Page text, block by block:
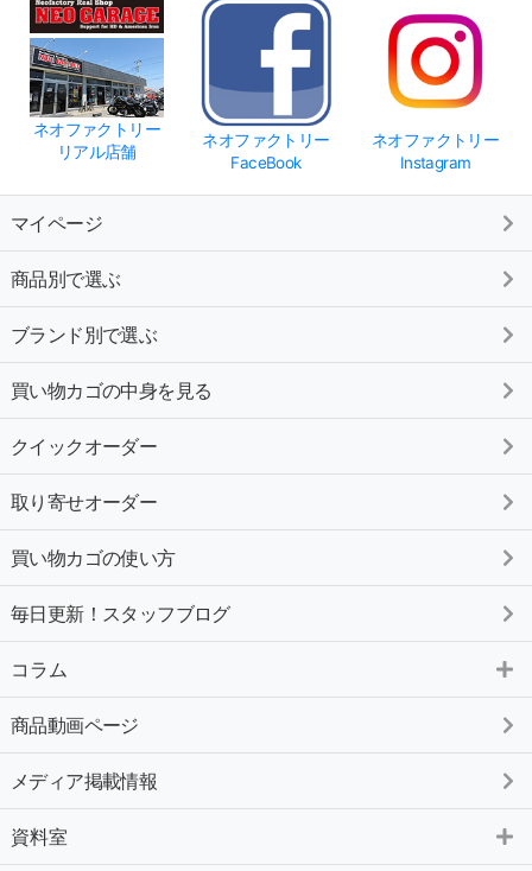
ネオファクトリー
リアル店舗
ネオファクトリー
FaceBook
ネオファクトリー
Instagram
マイページ
商品別で選ぶ
ブランド別で選ぶ
買い物カゴの中身を見る
クイックオーダー
取り寄せオーダー
買い物カゴの使い方
毎日更新！スタッフブログ
コラム
商品動画ページ
メディア掲載情報
資料室